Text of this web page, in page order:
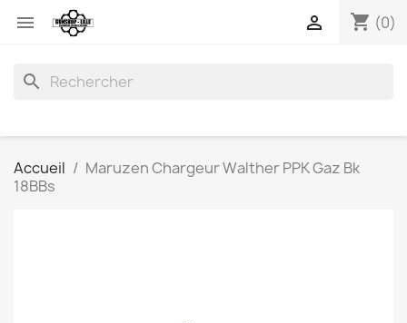
 shopping_cart (0)

search
Accueil
Maruzen Chargeur Walther PPK Gaz Bk
18BBs